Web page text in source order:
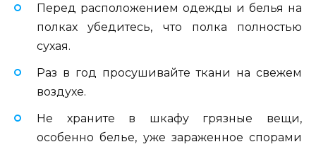
Перед расположением одежды и белья на
полках убедитесь, что полка полностью
сухая.
Раз в год просушивайте ткани на свежем
воздухе.
Не храните в шкафу грязные вещи,
особенно белье, уже зараженное спорами